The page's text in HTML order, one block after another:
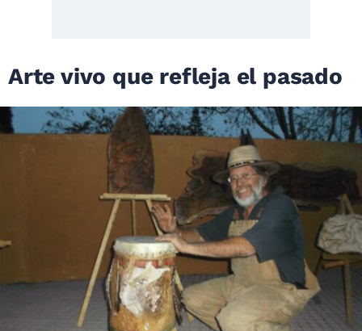
Arte vivo que refleja el pasado